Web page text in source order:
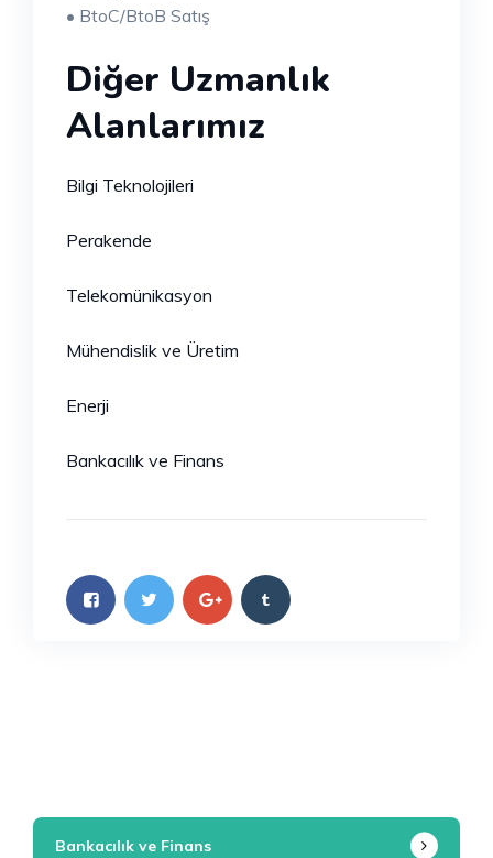
• BtoC/BtoB Satış
Diğer Uzmanlık
Alanlarımız
Bilgi Teknolojileri
Perakende
Telekomünikasyon
Mühendislik ve Üretim
Enerji
Bankacılık ve Finans
Bankacılık ve Finans